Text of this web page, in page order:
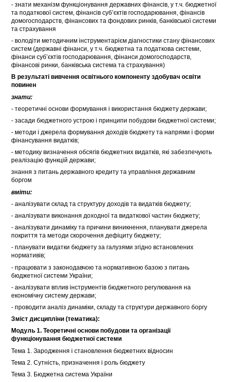
- знати механізм функціонування державних фінансів, у т.ч. бюджетної
та податкової систем, фінансів суб’єктів господарювання, фінансів
домогосподарств, фінансових та фондових ринків, банківської системи
та страхування
- володіти методичним інструментарієм діагностики стану фінансових
систем (державні фінанси, у т.ч. бюджетна та податкова системи,
фінанси суб’єктів господарювання, фінанси домогосподарств,
фінансові ринки, банківська система та страхування)
В результаті вивчення освітнього компоненту здобувач освіти
повинен
знати:
- теоретичні основи формування і використання бюджету держави;
- засади бюджетного устрою і принципи побудови бюджетної системи;
- методи і джерела формування доходів бюджету та напрями і форми
фінансування видатків;
- методику визначення обсягів бюджетних видатків, які забезпечують
реалізацію функцій держави;
знання з питань державного кредиту та управління державним
боргом
вміти:
- аналізувати склад та структуру доходів та видатків бюджету;
- аналізувати виконання доходної та видаткової частин бюджету;
- аналізувати динаміку та причини виникнення, планувати джерела
покриття та методи скорочення дефіциту бюджету;
- планувати видатки бюджету за галузями згідно встановлених
нормативів;
- працювати з законодавчою та нормативною базою з питань
бюджетної системи України;
- аналізувати вплив інструментів бюджетного регулювання на
економічну систему держави;
- проводити аналіз динаміки, складу та структури державного боргу
Зміст дисципліни (тематика):
Модуль 1. Теоретичні основи побудови та організації
функціонування бюджетної системи
Тема 1. Зародження і становлення бюджетних відносин
Тема 2. Сутність, призначення і роль бюджету
Тема 3. Бюджетна система України